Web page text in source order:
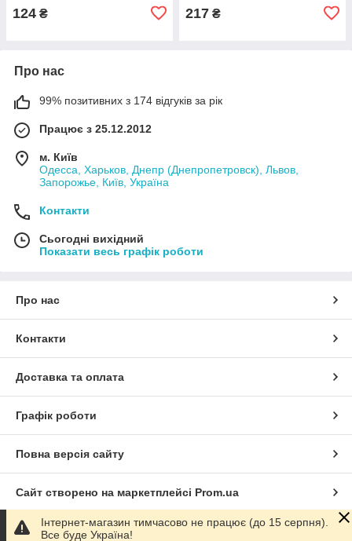
124 ₴ 217 ₴
Про нас
99% позитивних з 174 відгуків за рік
Працює з 25.12.2012
м. Київ
Одесса, Харьков, Днепр (Днепропетровск), Львов,
Запорожье, Київ, Україна
Контакти
Сьогодні вихідний
Показати весь графік роботи
Про нас
Контакти
Доставка та оплата
Графік роботи
Повна версія сайту
Сайт створено на маркетплейсі Prom.ua
Політика конфіденційності
Інтернет-магазин тимчасово не працює (до 15 серпня).
Все буде Україна!